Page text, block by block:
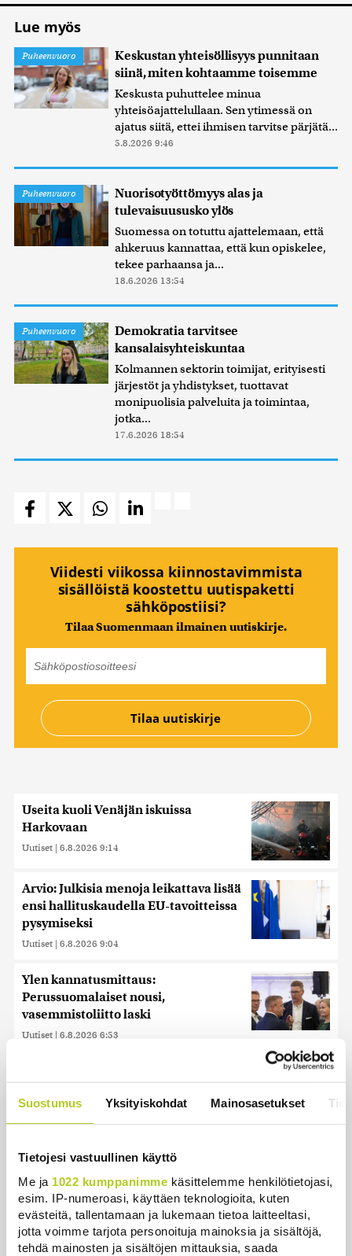
Suostumus Yksityiskohdat Mainosasetukset
Tietojesi vastuullinen käyttö
Me ja 1022 kumppanimme käsittelemme henkilötietojasi,
esim. IP-numeroasi, käyttäen teknologioita, kuten
evästeitä, tallentamaan ja lukemaan tietoa laitteeltasi,
jotta voimme tarjota personoituja mainoksia ja sisältöjä,
tehdä mainosten ja sisältöjen mittauksia, saada
Lue myös
Puheenvuoro
Keskustan yhteisöllisyys punnitaan
siinä, miten kohtaamme toisemme
Keskusta puhuttelee minua
yhteisöajattelullaan. Sen ytimessä on
ajatus siitä, ettei ihmisen tarvitse pärjätä...
5.8.2026 9:46
Puheenvuoro
Nuorisotyöttömyys alas ja
tulevaisuususko ylös
Suomessa on totuttu ajattelemaan, että
ahkeruus kannattaa, että kun opiskelee,
tekee parhaansa ja...
18.6.2026 13:54
Puheenvuoro
Demokratia tarvitsee
kansalaisyhteiskuntaa
Kolmannen sektorin toimijat, erityisesti
järjestöt ja yhdistykset, tuottavat
monipuolisia palveluita ja toimintaa,
jotka...
17.6.2026 18:54
Viidesti viikossa kiinnostavimmista
sisällöistä koostettu uutispaketti
sähköpostiisi?
Tilaa Suomenmaan ilmainen uutiskirje.
Useita kuoli Venäjän iskuissa
Harkovaan
Uutiset | 6.8.2026 9:14
Arvio: Julkisia menoja leikattava lisää
ensi hallituskaudella EU-tavoitteissa
pysymiseksi
Uutiset | 6.8.2026 9:04
Ylen kannatusmittaus:
Perussuomalaiset nousi,
vasemmistoliitto laski
Uutiset | 6.8.2026 6:53
droonilöytöä tutkitaan
hybridihyökkäyksenä
Uutiset | 6.8.2026 5:59
Observatorio vahvistaa: SpaceX-
raketin osa törmäsi Kuuhun
ennustetusti
Uutiset | 6.8.2026 4:01